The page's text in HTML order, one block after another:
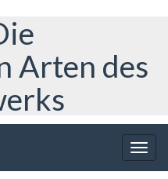
Arten des